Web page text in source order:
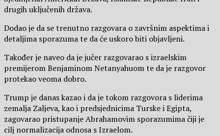
drugih uključenih država.
Dodao je da se trenutno razgovara o završnim aspektima i
detaljima sporazuma te da će uskoro biti objavljeni.
Također je naveo da je jučer razgovarao s izraelskim
premijerom Benjaminom Netanyahuom te da je razgovor
protekao veoma dobro.
Trump je danas kazao i da je tokom razgovora s liderima
zemalja Zaljeva, kao i predsjednicima Turske i Egipta,
zagovarao pristupanje Abrahamovim sporazumima čiji je
cilj normalizacija odnosa s Izraelom.